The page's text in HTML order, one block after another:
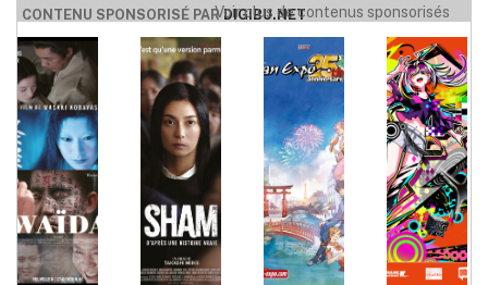
CONTENU SPONSORISÉ PARDIGIBU.NET
Voir plus de contenus sponsorisés